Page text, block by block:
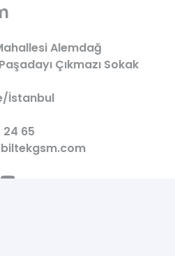
Alemdağ
Çıkmazı Sokak
İstanbul
24 65